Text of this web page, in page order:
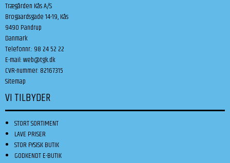
Trægården Kås A/S
Brogaardsgade 14-19, Kås
9490 Pandrup
Danmark
Telefonnr.: 98 24 52 22
E-mail:web@tgk.dk
CVR-nummer: 82167315
Sitemap
VI TILBYDER
STORT SORTIMENT
LAVE PRISER
STOR FYSISK BUTIK
GODKENDT E-BUTIK